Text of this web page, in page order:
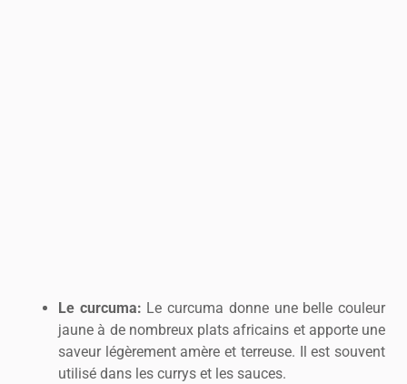
Le curcuma: Le curcuma donne une belle couleur
jaune à de nombreux plats africains et apporte une
saveur légèrement amère et terreuse. Il est souvent
utilisé dans les currys et les sauces.